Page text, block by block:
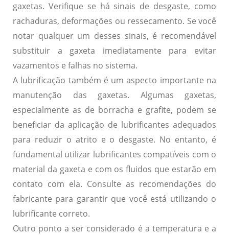
gaxetas. Verifique se há sinais de desgaste, como
rachaduras, deformações ou ressecamento. Se você
notar qualquer um desses sinais, é recomendável
substituir a gaxeta imediatamente para evitar
vazamentos e falhas no sistema.
A lubrificação também é um aspecto importante na
manutenção das gaxetas. Algumas gaxetas,
especialmente as de borracha e grafite, podem se
beneficiar da aplicação de lubrificantes adequados
para reduzir o atrito e o desgaste. No entanto, é
fundamental utilizar lubrificantes compatíveis com o
material da gaxeta e com os fluidos que estarão em
contato com ela. Consulte as recomendações do
fabricante para garantir que você está utilizando o
lubrificante correto.
Outro ponto a ser considerado é a temperatura e a